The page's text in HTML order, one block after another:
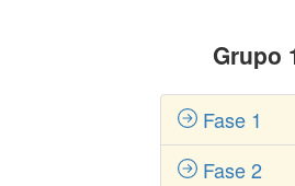
Grupo
Fase 1
Fase 2